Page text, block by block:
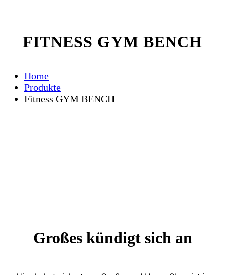
FITNESS GYM BENCH
Home
Produkte
Fitness GYM BENCH
Großes kündigt sich an